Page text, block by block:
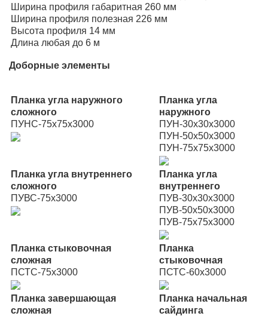
Ширина профиля габаритная 260 мм
Ширина профиля полезная 226 мм
Высота профиля 14 мм
Длина любая до 6 м
Доборные элементы
Планка угла наружного
сложного
ПУНС-75х75х3000
Планка угла
наружного
ПУН-30х30х3000
ПУН-50х50х3000
ПУН-75х75х3000
Планка угла внутреннего
сложного
ПУВС-75х3000
Планка угла
внутреннего
ПУВ-30х30х3000
ПУВ-50х50х3000
ПУВ-75х75х3000
Планка стыковочная
сложная
ПСТС-75х3000
Планка
стыковочная
ПСТС-60х3000
Планка завершающая
сложная
Планка начальная
сайдинга